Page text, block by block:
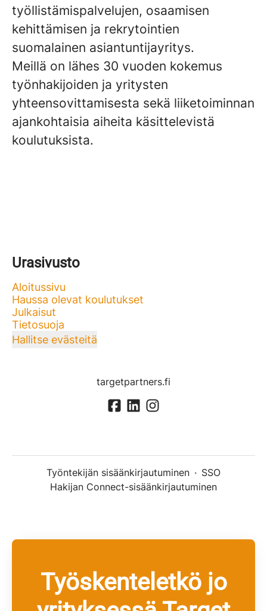
työllistämispalvelujen, osaamisen
kehittämisen ja rekrytointien
suomalainen asiantuntijayritys.
Meillä on lähes 30 vuoden kokemus
työnhakijoiden ja yritysten
yhteensovittamisesta sekä liiketoiminnan
ajankohtaisia aiheita käsittelevistä
koulutuksista.
Urasivusto
Aloitussivu
Haussa olevat koulutukset
Julkaisut
Tietosuoja
Hallitse evästeitä
targetpartners.fi
Työntekijän sisäänkirjautuminen · SSO
Hakijan Connect-sisäänkirjautuminen
Työskenteletkö jo